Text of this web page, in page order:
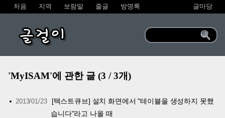
처음 지역 보람말 줄글 방명록 글마당
글걸이
'MyISAM'에 관한 글 (3 / 3개)
2013/01/23
[텍스트큐브] 설치 화면에서 "테이블을 생성하지 못했
습니다"라고 나올 때